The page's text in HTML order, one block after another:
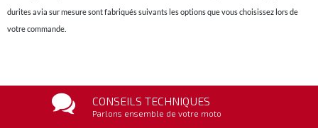
durites avia sur mesure sont fabriqués suivants les options que vous choisissez lors de
votre commande.
CONSEILS TECHNIQUES
Parlons ensemble de votre moto